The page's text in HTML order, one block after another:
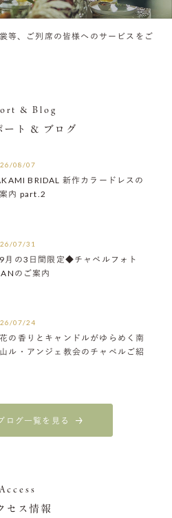
等、ご列席の皆様へのサービスをご
& Blog
ート ＆ ブログ
08/07
BRIDAL 新作カラードレスの
内 part.2
07/31
の3日間限定◆チャペルフォト
のご案内
07/24
の香りとキャンドルがゆらめく南
ル・アンジェ教会のチャペルご紹
ログ一覧を見る
Access
セス情報